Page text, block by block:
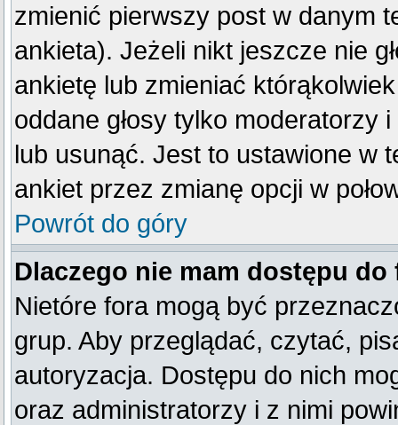
zmienić pierwszy post w danym
ankieta). Jeżeli nikt jeszcze nie
ankietę lub zmieniać
oddane głosy tylko moderatorzy
lub usunąć. Jest to ustawione w
ankiet przez zmianę opcji w
Powrót do góry
Dlaczego nie mam dostępu do
Nietóre fora mogą być
grup. Aby przeglądać, czytać,
autoryzacja. Dostępu do nich
oraz administratorzy i z nimi